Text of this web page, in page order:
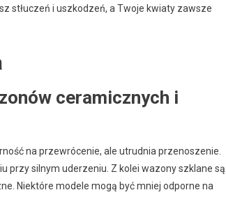
stłuczeń i uszkodzeń, a Twoje kwiaty zawsze
ceramicznych i
na przewrócenie, ale utrudnia przenoszenie.
przy silnym uderzeniu. Z kolei wazony szklane są
Niektóre modele mogą być mniej odporne na